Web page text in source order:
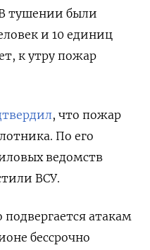
тушении были
и 10 единиц
к утру пожар
, что пожар
По его
ведомств
ВСУ.
подвергается атакам
бессрочно